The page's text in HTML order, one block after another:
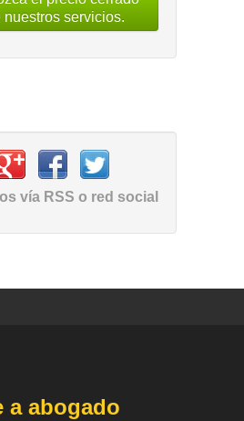
nuestros servicios.
vía RSS o red social
a abogado